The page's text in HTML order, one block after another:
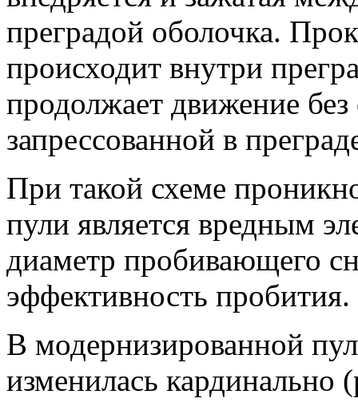
преградой оболочка.
происходит внутри
продолжает движение без
запрессованной в
При такой схеме
пули является вредным
диаметр пробивающего
эффективность пробития.
В модернизированной
изменилась кардинально